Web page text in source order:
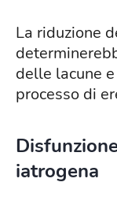
La riduzione
delle lacune
processo di
iatrogena